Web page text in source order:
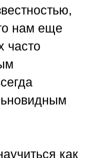
нам еще
часто
как